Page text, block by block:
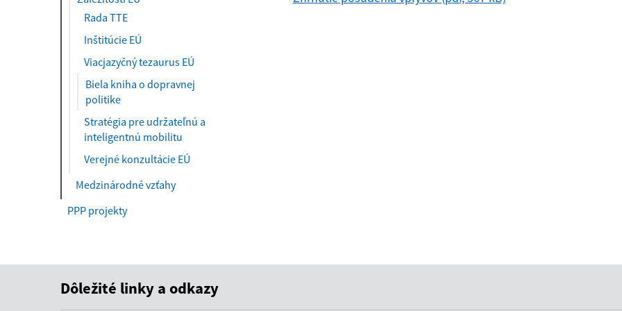
Rada TTE
Inštitúcie EÚ
Viacjazyčný tezaurus EÚ
Biela kniha o dopravnej
politike(
k
t
u
l
n
e
Stratégia pre udržateľnú a
inteligentnú mobilitu
Verejné konzultácie EÚ
Medzinárodné vzťahy
PPP projekty
Dôležité linky a odkazy